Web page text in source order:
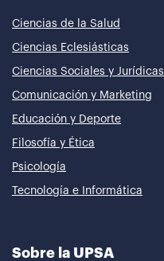
Ciencias de la Salud
Ciencias Eclesiásticas
Ciencias Sociales y Jurídicas
Comunicación y Marketing
Educación y Deporte
Filosofía y Ética
Psicología
Tecnología e Informática
Sobre la UPSA